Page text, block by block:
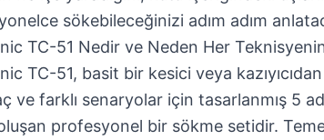
sökebileceğinizi adım adım
TC-51 Nedir ve Neden Her
TC-51, basit bir kesici veya
ve farklı senaryolar için tasarlanmış 5
profesyonel bir sökme setidir. Temel